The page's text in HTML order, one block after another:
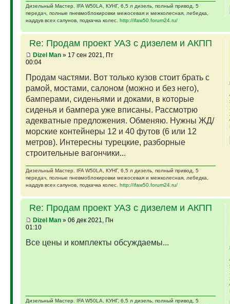
Дизельный Мастер. IFA W50LA, КУНГ, 6,5 л дизель, полный привод, 5
передач, полные пневмоблокировки межосевая и межколесная, лебедка,
наддув всех сапунов, подкачка колес. http://ifaw50.forum24.ru/
Re: Продам проект УАЗ с дизелем и АКПП
Dizel Man» 17 сен 2021, Пт
00:04
Продам частями. Вот только кузов стоит брать с
рамой, мостами, салоном (можно и без него),
бамперами, сиденьями и доками, в которые
сиденья и бампера уже вписаны. Рассмотрю
адекватные предложения. Обменяю. Нужны ЖД/
морские контейнеры 12 и 40 футов (6 или 12
метров). Интересны турецкие, разборные
строительные вагончики...
Дизельный Мастер. IFA W50LA, КУНГ, 6,5 л дизель, полный привод, 5
передач, полные пневмоблокировки межосевая и межколесная, лебедка,
наддув всех сапунов, подкачка колес. http://ifaw50.forum24.ru/
Re: Продам проект УАЗ с дизелем и АКПП
Dizel Man» 06 дек 2021, Пн
01:10
Все цены и комплекты обсуждаемы...
Дизельный Мастер. IFA W50LA, КУНГ, 6,5 л дизель, полный привод, 5